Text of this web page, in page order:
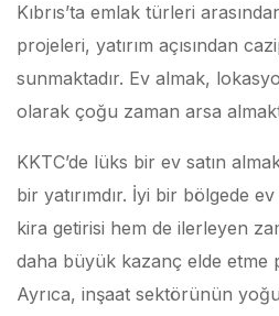
Kıbrıs’ta emlak türleri
projeleri, yatırım açısından
sunmaktadır. Ev almak,
olarak çoğu zaman arsa
KKTC’de lüks bir ev satın
bir yatırımdır. İyi bir bölgede
kira getirisi hem de ilerleyen
daha büyük kazanç elde etme
Ayrıca, inşaat sektörünün